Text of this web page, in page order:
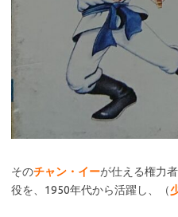
そのチャン・イーが仕える権力
役を、1950年代から活躍し、（